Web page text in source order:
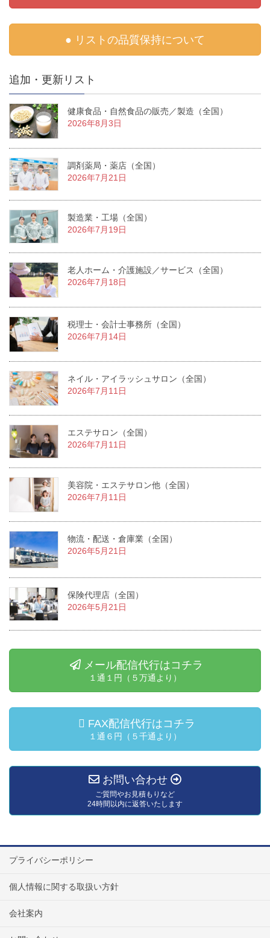
● リストの品質保持について
追加・更新リスト
健康食品・自然食品の販売／製造（全国）
2026年8月3日
調剤薬局・薬店（全国）
2026年7月21日
製造業・工場（全国）
2026年7月19日
老人ホーム・介護施設／サービス（全国）
2026年7月18日
税理士・会計士事務所（全国）
2026年7月14日
ネイル・アイラッシュサロン（全国）
2026年7月11日
エステサロン（全国）
2026年7月11日
美容院・エステサロン他（全国）
2026年7月11日
物流・配送・倉庫業（全国）
2026年5月21日
保険代理店（全国）
2026年5月21日
メール配信代行はコチラ
１通１円（５万通より）
FAX配信代行はコチラ
１通６円（５千通より）
お問い合わせ
ご質問やお見積もりなど
24時間以内に返答いたします
プライバシーポリシー
個人情報に関する取扱い方針
会社案内